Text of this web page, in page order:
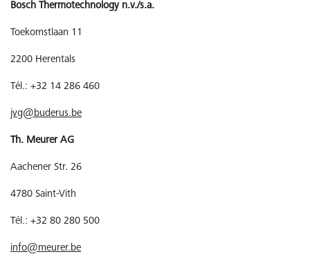
Bosch Thermotechnology n.v./s.a.
Toekomstlaan 11
2200 Herentals
Tél.: +32 14 286 460
jvg@buderus.be
Th. Meurer AG
Aachener Str. 26
4780 Saint-Vith
Tél.: +32 80 280 500
info@meurer.be